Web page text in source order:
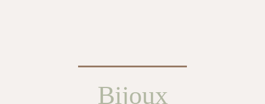
Bijoux